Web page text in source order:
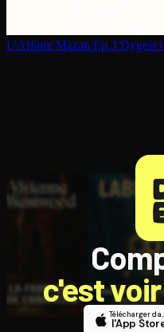
L'Affaire Mazan Ep.3 Dygest
c'est
l'App